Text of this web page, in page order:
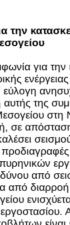
την
για την
εύλογη
της
στη
σε
από
από